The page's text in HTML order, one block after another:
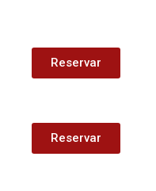
Reservar
Reservar